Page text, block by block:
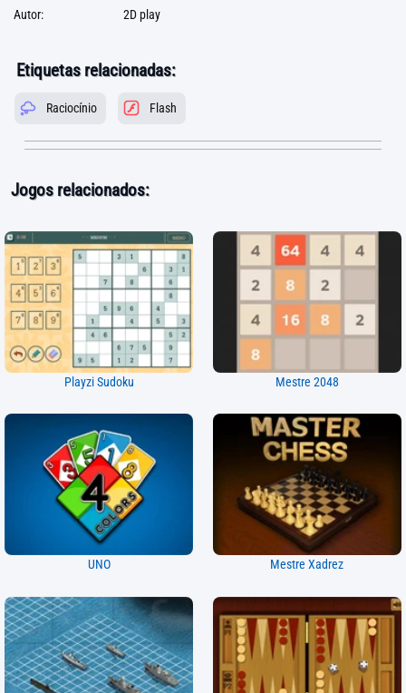
Autor:
2D play
Etiquetas relacionadas:
Raciocínio Flash
Jogos relacionados:
Playzi Sudoku Mestre 2048
UNO Mestre Xadrez